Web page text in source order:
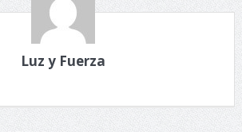
Luz y Fuerza